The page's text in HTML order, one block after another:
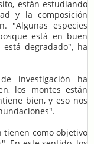
están estudiando
y la composición
"Algunas especies
está en buen
degradado", ha
investigación ha
los montes están
bien, y eso nos
tienen como objetivo